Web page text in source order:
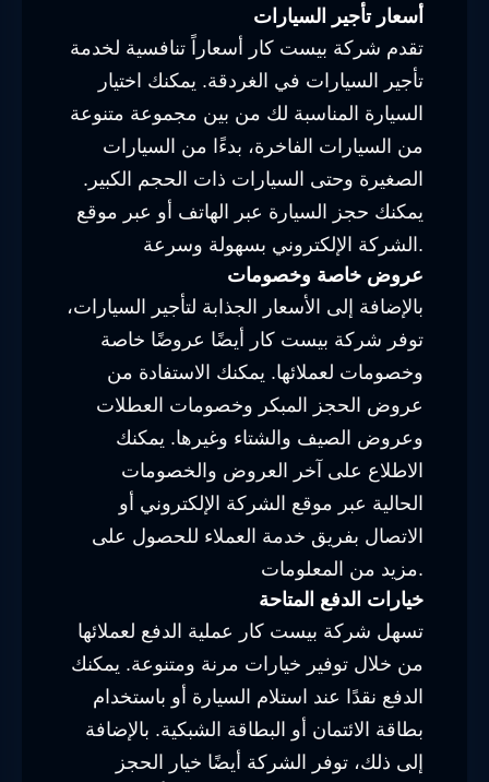
أسعار تأجير السيارات
تقدم شركة بيست كار أسعاراً تنافسية لخدمة
تأجير السيارات في الغردقة. يمكنك اختيار
السيارة المناسبة لك من بين مجموعة متنوعة
من السيارات الفاخرة، بدءًا من السيارات
الصغيرة وحتى السيارات ذات الحجم الكبير.
يمكنك حجز السيارة عبر الهاتف أو عبر موقع
الشركة الإلكتروني بسهولة وسرعة.
عروض خاصة وخصومات
بالإضافة إلى الأسعار الجذابة لتأجير السيارات،
توفر شركة بيست كار أيضًا عروضًا خاصة
وخصومات لعملائها. يمكنك الاستفادة من
عروض الحجز المبكر وخصومات العطلات
وعروض الصيف والشتاء وغيرها. يمكنك
الاطلاع على آخر العروض والخصومات
الحالية عبر موقع الشركة الإلكتروني أو
الاتصال بفريق خدمة العملاء للحصول على
مزيد من المعلومات.
خيارات الدفع المتاحة
تسهل شركة بيست كار عملية الدفع لعملائها
من خلال توفير خيارات مرنة ومتنوعة. يمكنك
الدفع نقدًا عند استلام السيارة أو باستخدام
بطاقة الائتمان أو البطاقة الشبكية. بالإضافة
إلى ذلك، توفر الشركة أيضًا خيار الحجز